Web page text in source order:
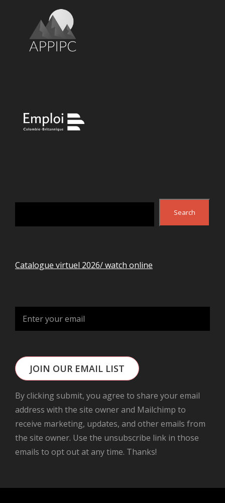
Search
Search
Catalogue virtuel 2026/ watch online
JOIN OUR EMAIL LIST
By clicking submit, you agree to share your email
address with the site owner and Mailchimp to
receive marketing, updates, and other emails from
the site owner. Use the unsubscribe link in those
emails to opt out at any time. Thanks!